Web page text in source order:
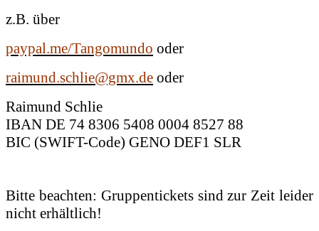
z.B. über
paypal.me/Tangomundo oder
raimund.schlie@gmx.de oder
Raimund Schlie
IBAN DE 74 8306 5408 0004 8527 88
BIC (SWIFT-Code) GENO DEF1 SLR
Bitte beachten: Gruppentickets sind zur Zeit leider
nicht erhältlich!